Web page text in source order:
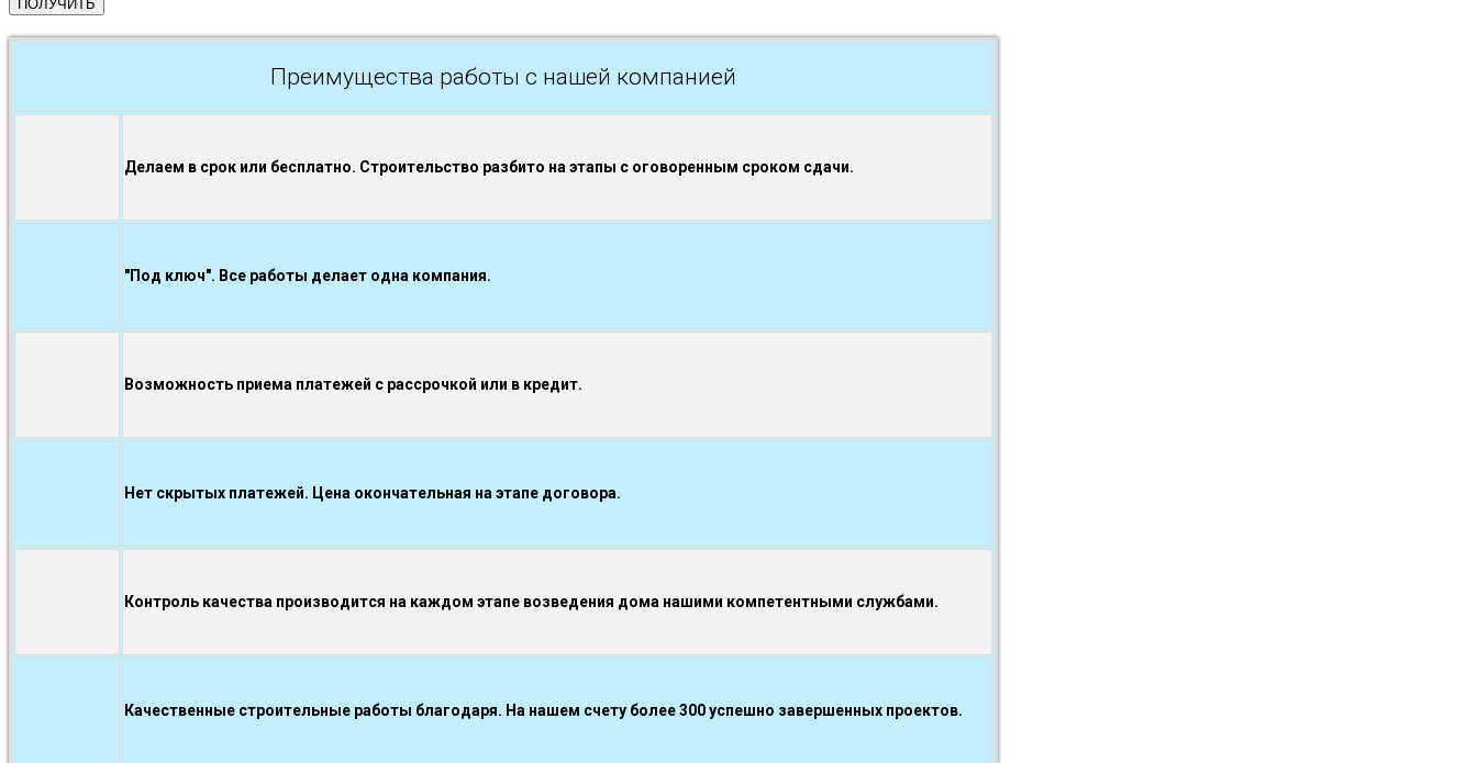
Преимущества работы с нашей компанией
Делаем в срок или бесплатно. Строительство разбито на этапы с оговоренным сроком сдачи.
"Под ключ". Все работы делает одна компания.
Возможность приема платежей с рассрочкой или в кредит.
Нет скрытых платежей. Цена окончательная на этапе договора.
Контроль качества производится на каждом этапе возведения дома нашими компетентными службами.
Качественные строительные работы благодаря. На нашем счету более 300 успешно завершенных проектов.